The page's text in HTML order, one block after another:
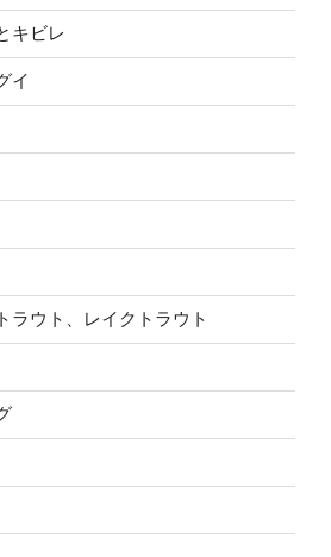
キビレ
イ
ラウト、レイクトラウト